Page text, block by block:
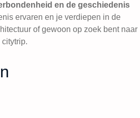
en de geschiedenis
ervaren en je verdiepen in de
of gewoon op zoek bent naar